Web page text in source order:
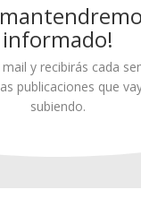
informado!
y recibirás cada
publicaciones que
subiendo.